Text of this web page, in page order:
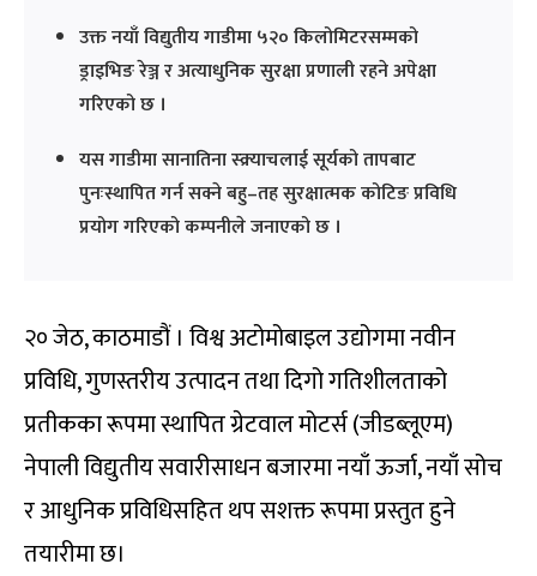
उक्त नयाँ विद्युतीय गाडीमा ५२० किलोमिटरसम्मको
ड्राइभिङ रेञ्ज र अत्याधुनिक सुरक्षा प्रणाली रहने अपेक्षा
गरिएको छ ।
यस गाडीमा सानातिना स्क्र्याचलाई सूर्यको तापबाट
पुनःस्थापित गर्न सक्ने बहु–तह सुरक्षात्मक कोटिङ प्रविधि
प्रयोग गरिएको कम्पनीले जनाएको छ ।
२० जेठ, काठमाडौं । विश्व अटोमोबाइल उद्योगमा नवीन
प्रविधि, गुणस्तरीय उत्पादन तथा दिगो गतिशीलताको
प्रतीकका रूपमा स्थापित ग्रेटवाल मोटर्स (जीडब्लूएम)
नेपाली विद्युतीय सवारीसाधन बजारमा नयाँ ऊर्जा, नयाँ सोच
र आधुनिक प्रविधिसहित थप सशक्त रूपमा प्रस्तुत हुने
तयारीमा छ।